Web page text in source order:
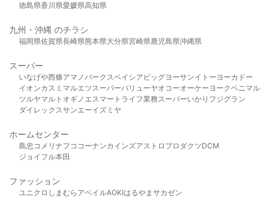
徳島県香川県愛媛県高知県
九州・沖縄 のチラシ
福岡県佐賀県長崎県熊本県大分県宮崎県鹿児島県沖縄県
スーパー
いなげや西條アマノパークスベイシア ビッグヨーサンイトーヨーカドー
イオンカスミ マルエツスーパーバリューヤオコーオーケー ヨークベニマル
ツルヤマルト オギノ エスマート ライフ業務スーパーいかり フジグラン
ダイレックスサンエーイズミヤ
ホームセンター
島忠 コメリ ナフコ コーナンカインズアストロプロダクツDCM
ジョイフル本田
ファッション
ユニクロ しまむら アベイルAOKIはるやま サカゼン